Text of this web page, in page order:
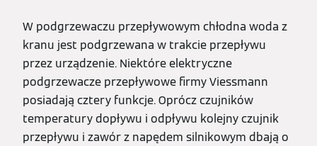
W podgrzewaczu przepływowym chłodna woda z
kranu jest podgrzewana w trakcie przepływu
przez urządzenie. Niektóre elektryczne
podgrzewacze przepływowe firmy Viessmann
posiadają cztery funkcje. Oprócz czujników
temperatury dopływu i odpływu kolejny czujnik
przepływu i zawór z napędem silnikowym dbają o